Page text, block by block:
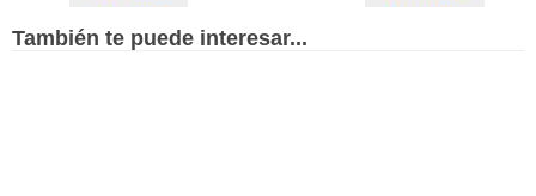
También te puede interesar...